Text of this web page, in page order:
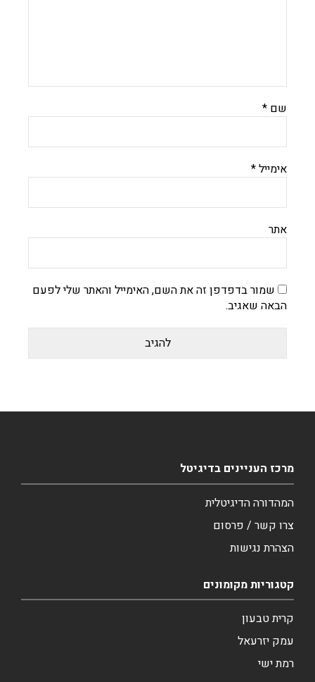
שם *
אימייל*
אתר
שמור בדפדפן זה את השם, האימייל והאתר שלי לפעם
הבאה שאגיב.
מרכז העניינים בדיגיטל
המהדורה הדיגיטלית
צרו קשר / פרסום
הצהרת נגישות
קטגוריות מקומונים
קרית טבעון
עמק יזרעאל
רמת ישי